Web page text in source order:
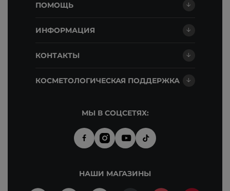
ПОМОЩЬ
ИНФОРМАЦИЯ
КОНТАКТЫ
КОСМЕТОЛОГИЧЕСКАЯ ПОДДЕРЖКА
МЫ В СОЦСЕТЯХ:
НАШИ МАГАЗИНЫ